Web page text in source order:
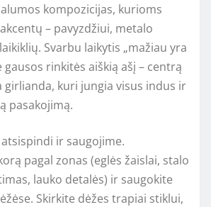
kompozicijas, kurioms
– pavyzdžiui, metalo
Svarbu laikytis „mažiau yra
gausos rinkitės aiškią ašį – centrą
girlianda, kuri jungia visus indus ir
pasakojimą.
ir saugojime.
pagal zonas (eglės žaislai, stalo
lauko detalės) ir saugokite
Skirkite dėžes trapiai stiklui,